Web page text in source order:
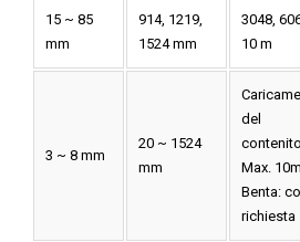
15 ~ 85
mm
914, 1219,
1524 mm
3048,
10 m
3 ~ 8 mm
20 ~ 1524
mm
del
Max. 10m
Benta:
richiesta